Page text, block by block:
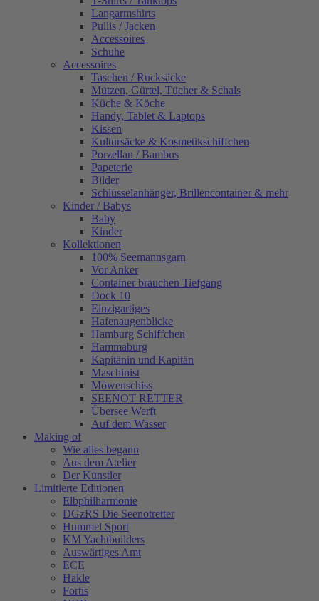
Langarmshirts
Pullis / Jacken
Accessoires
Schuhe
Accessoires
Taschen / Rucksäcke
Mützen, Gürtel, Tücher & Schals
Küche & Köche
Handy, Tablet & Laptops
Kissen
Kultursäcke & Kosmetikschiffchen
Porzellan / Bambus
Papeterie
Bilder
Schlüsselanhänger, Brillencontainer & mehr
Kinder / Babys
Baby
Kinder
Kollektionen
100% Seemannsgarn
Vor Anker
Container brauchen Tiefgang
Dock 10
Einzigartiges
Hafenaugen­blicke
Hamburg Schiffchen
Hammaburg
Kapitänin und Kapitän
Maschinist
Möwenschiss
SEENOT RETTER
Übersee Werft
Auf dem Wasser
Making of
Wie alles begann
Aus dem Atelier
Der Künstler
Limitierte Editionen
Elbphilharmonie
DGzRS Die Seenotretter
Hummel Sport
KM Yachtbuilders
Auswärtiges Amt
ECE
Hakle
Fortis